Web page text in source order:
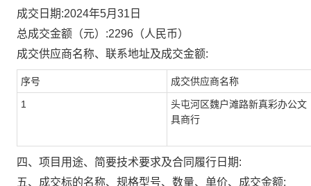
成交日期:2024年5月31日
总成交金额（元）:2296 （人民币）
成交供应商名称、联系地址及成交金额:
序号 成交供应商名称
1
头屯河区魏户滩路新真彩办公文
具商行
四、项目用途、简要技术要求及合同履行日期:
五、成交标的名称、规格型号、数量、单价、成交金额: